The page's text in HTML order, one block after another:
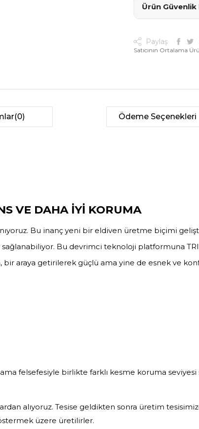
Ürün
Paylaş
Satıcının Ortalama
(0) Ödeme Seçenekleri
VE DAHA İYİ KORUMA
Bu inanç yeni bir eldiven üretme biçimi
Bu devrimci teknoloji platformuna
araya getirilerek güçlü ama yine de esnek ve
felsefesiyle birlikte farklı kesme koruma
alıyoruz. Tesise geldikten sonra üretim
üzere üretilirler.